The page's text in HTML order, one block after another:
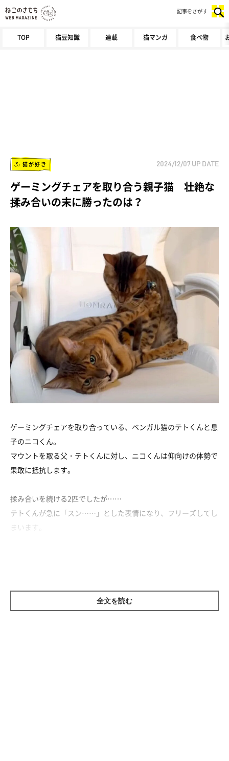
TOP 猫豆知識 連載 猫マンガ 食べ物
記事をさがす
猫が好き 2024/12/07 UP DATE
ゲーミングチェアを取り合う親子猫 壮絶な
揉み合いの末に勝ったのは？
ゲーミングチェアを取り合っている、ベンガル猫のテトくんと息
子のニコくん。
マウントを取る父・テトくんに対し、ニコくんは仰向けの体勢で
果敢に抵抗します。
揉み合いを続ける2匹でしたが……
テトくんが急に「スン……」とした表情になり、フリーズしてし
まいます。
全文を読む